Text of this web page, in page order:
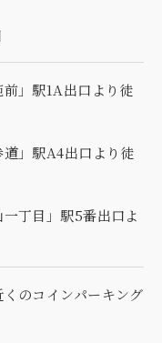
」駅1A出口より徒
」駅A4出口より徒
丁目」駅5番出口よ
のコインパーキング